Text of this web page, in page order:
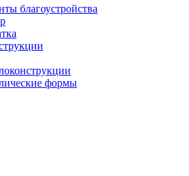
благоустройства
формы